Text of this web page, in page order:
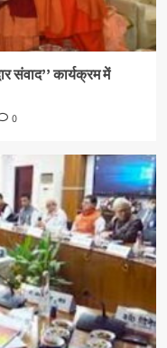
संवाद’’ कार्यक्रम में
0